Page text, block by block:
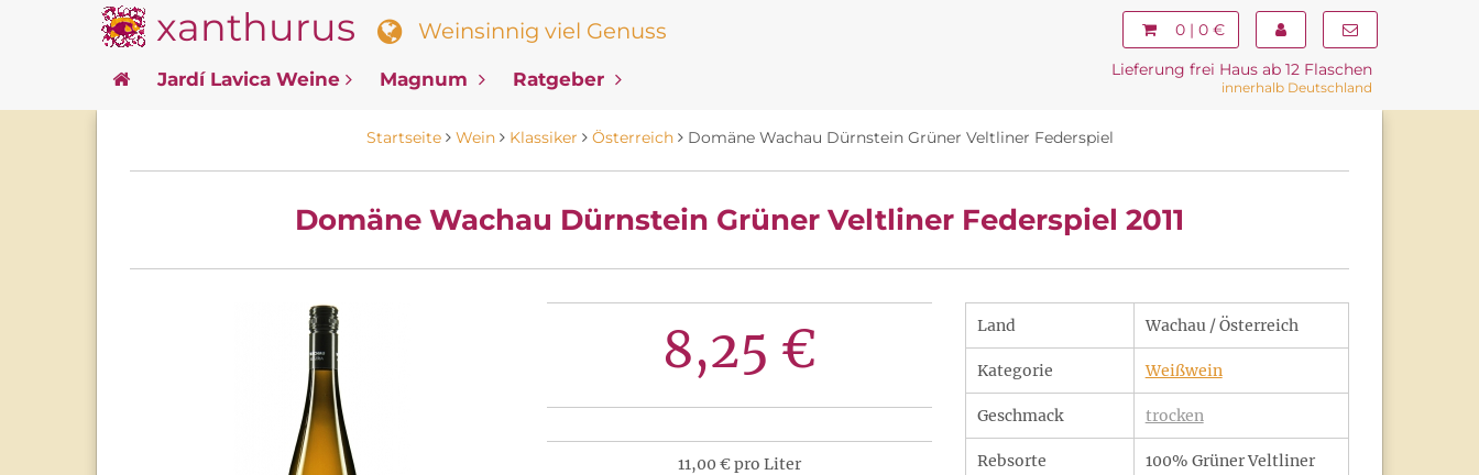
xanthurus Weinsinnig viel Genuss 0 | 0 €
Jardí Lavica Weine Magnum Ratgeber Lieferung frei Haus ab 12 Flaschen
innerhalb Deutschland
Startseite Wein Klassiker Österreich Domäne Wachau Dürnstein Grüner Veltliner Federspiel
Domäne Wachau Dürnstein Grüner Veltliner Federspiel 2011
8,25 €
11,00 € pro Liter
Land Wachau / Österreich
Kategorie Weißwein
Geschmack trocken
Rebsorte 100% Grüner Veltliner